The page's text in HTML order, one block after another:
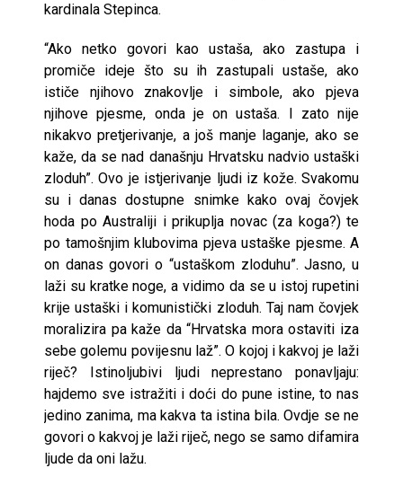
kardinala Stepinca.
“Ako netko govori kao ustaša, ako zastupa i
promiče ideje što su ih zastupali ustaše, ako
ističe njihovo znakovlje i simbole, ako pjeva
njihove pjesme, onda je on ustaša. I zato nije
nikakvo pretjerivanje, a još manje laganje, ako se
kaže, da se nad današnju Hrvatsku nadvio ustaški
zloduh”. Ovo je istjerivanje ljudi iz kože. Svakomu
su i danas dostupne snimke kako ovaj čovjek
hoda po Australiji i prikuplja novac (za koga?) te
po tamošnjim klubovima pjeva ustaške pjesme. A
on danas govori o “ustaškom zloduhu”. Jasno, u
laži su kratke noge, a vidimo da se u istoj rupetini
krije ustaški i komunistički zloduh. Taj nam čovjek
moralizira pa kaže da “Hrvatska mora ostaviti iza
sebe golemu povijesnu laž”. O kojoj i kakvoj je laži
riječ? Istinoljubivi ljudi neprestano ponavljaju:
hajdemo sve istražiti i doći do pune istine, to nas
jedino zanima, ma kakva ta istina bila. Ovdje se ne
govori o kakvoj je laži riječ, nego se samo difamira
ljude da oni lažu.